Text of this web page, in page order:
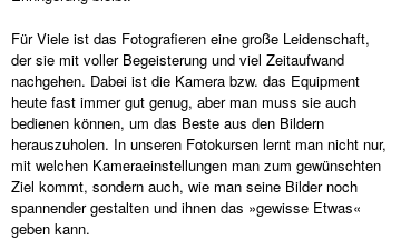
Für Viele ist das Fotografieren eine große Leidenschaft,
der sie mit voller Begeisterung und viel Zeitaufwand
nachgehen. Dabei ist die Kamera bzw. das Equipment
heute fast immer gut genug, aber man muss sie auch
bedienen können, um das Beste aus den Bildern
herauszuholen. In unseren Fotokursen lernt man nicht nur,
mit welchen Kameraeinstellungen man zum gewünschten
Ziel kommt, sondern auch, wie man seine Bilder noch
spannender gestalten und ihnen das »gewisse Etwas«
geben kann.